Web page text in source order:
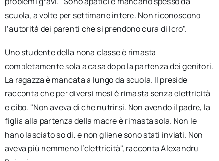
scuola, a volte per settimane intere. Non riconoscono
l’autorità dei parenti che si prendono cura di loro".
Uno studente della nona classe è rimasta
completamente sola a casa dopo la partenza dei genitori.
La ragazza è mancata a lungo da scuola. Il preside
racconta che per diversi mesi è rimasta senza elettricità
e cibo. "Non aveva di che nutrirsi. Non avendo il padre, la
figlia alla partenza della madre è rimasta sola. Non le
hano lasciato soldi, e non gliene sono stati inviati. Non
aveva più nemmeno l’elettricità", racconta Alexandru